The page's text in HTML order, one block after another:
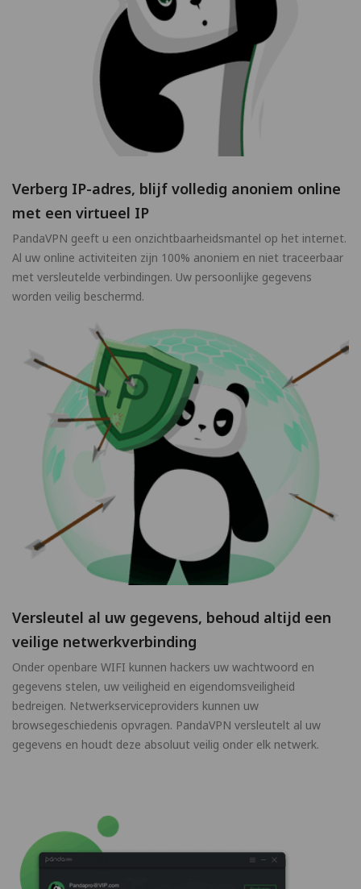
Verberg IP-adres, blijf volledig anoniem online
met een virtueel IP
PandaVPN geeft u een onzichtbaarheidsmantel op het internet.
Al uw online activiteiten zijn 100% anoniem en niet traceerbaar
met versleutelde verbindingen. Uw persoonlijke gegevens
worden veilig beschermd.
Versleutel al uw gegevens, behoud altijd een
veilige netwerkverbinding
Onder openbare WIFI kunnen hackers uw wachtwoord en
gegevens stelen, uw veiligheid en eigendomsveiligheid
bedreigen. Netwerkserviceproviders kunnen uw
browsegeschiedenis opvragen. PandaVPN versleutelt al uw
gegevens en houdt deze absoluut veilig onder elk netwerk.